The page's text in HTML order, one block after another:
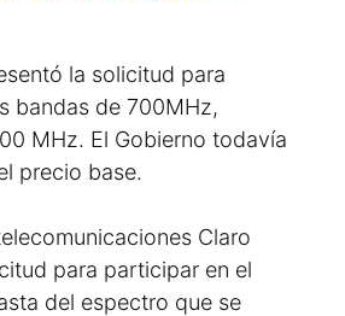
la solicitud para
bandas de 700MHz,
MHz. El Gobierno todavía
precio base.
Claro
para participar en el
del espectro que se